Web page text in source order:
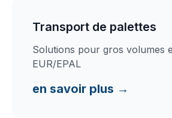
Transport de palettes
Solutions pour gros volumes
EUR/EPAL
en savoir plus →